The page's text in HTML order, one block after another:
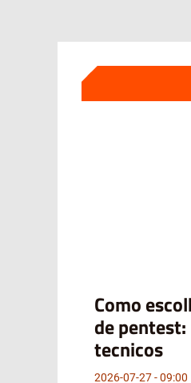
Como
de
tecnicos
2026-07-27
09:00